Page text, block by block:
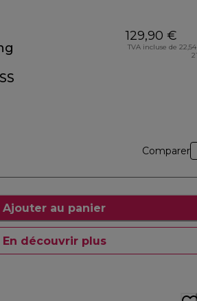
129,90 €
TVA incluse de
Comparer
Ajouter au panier
En découvrir plus